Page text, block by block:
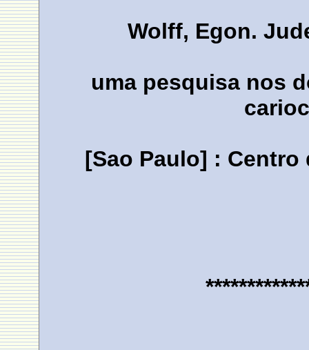
Wolff, Egon.
uma pesquisa nos
[Sao Paulo] :